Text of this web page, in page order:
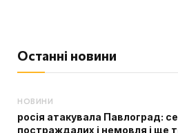
Останні новини
НОВИНИ
росія атакувала Павлоград:
постраждалих і немовля і ще